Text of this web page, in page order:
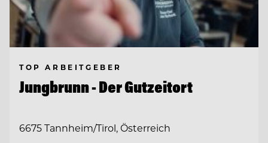
TOP ARBEITGEBER
Jungbrunn - Der Gutzeitort
6675 Tannheim/Tirol, Österreich